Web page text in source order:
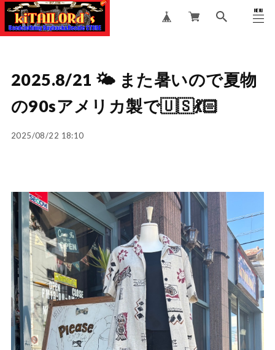
MENU
CLOSE
2025.8/21 🌤️ また暑いので夏物
の90sアメリカ製で🇺🇸💃🏻
2025/08/22 18:10